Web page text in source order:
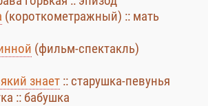
(короткометражный) :: мать
(фильм-спектакль)
знает :: старушка-певунья
:: бабушка